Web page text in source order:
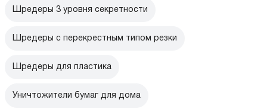
Шредеры 3 уровня секретности
Шредеры с перекрестным типом резки
Шредеры для пластика
Уничтожители бумаг для дома